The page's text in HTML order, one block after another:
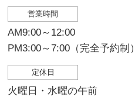
営業時間
AM9:00～12:00
PM3:00～7:00（完全予約制）
定休日
火曜日・水曜の午前